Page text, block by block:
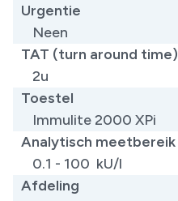
Urgentie
Neen
TAT (turn around time)
2u
Toestel
Immulite 2000 XPi
Analytisch meetbereik
0.1 - 100 kU/l
Afdeling